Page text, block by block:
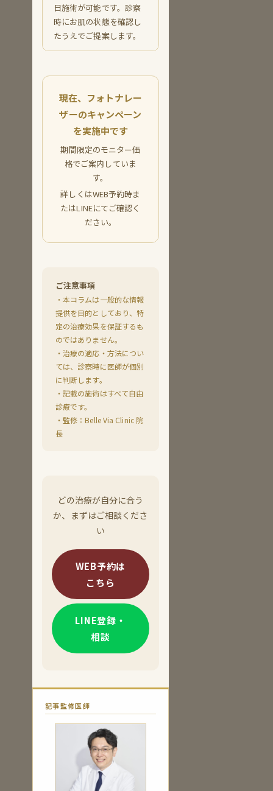
日施術が可能です。診察
時にお肌の状態を確認し
たうえでご提案します。
現在、フォトナレー
ザーのキャンペーン
を実施中です
期間限定のモニター価
格でご案内していま
す。
詳しくはWEB予約時ま
たはLINEにてご確認く
ださい。
ご注意事項
・本コラムは一般的な情報
提供を目的としており、特
定の治療効果を保証するも
のではありません。
・治療の適応・方法につい
ては、診察時に医師が個別
に判断します。
・記載の施術はすべて自由
診療です。
・監修：Belle Via Clinic 院
長
どの治療が自分に合う
か、まずはご相談くださ
い
WEB予約は
こちら
LINE登録・
相談
記事監修医師